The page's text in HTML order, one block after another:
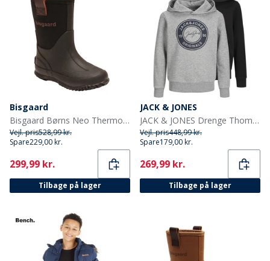
Bisgaard
Bisgaard Børns Neo Thermo Gummistøvler Sort
Vejl. pris528,99 kr.
Spare229,00 kr.
Current
299,99 kr.
Tilbage på lager
JACK & JONES
JACK & JONES Drenge Thomas To-Pak Hoodies Lysegrå Melange/Sort
Vejl. pris448,99 kr.
Spare179,00 kr.
Current
269,99 kr.
Tilbage på lager